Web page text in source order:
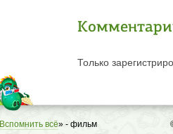
Только
Вспомнить всё» - фильм